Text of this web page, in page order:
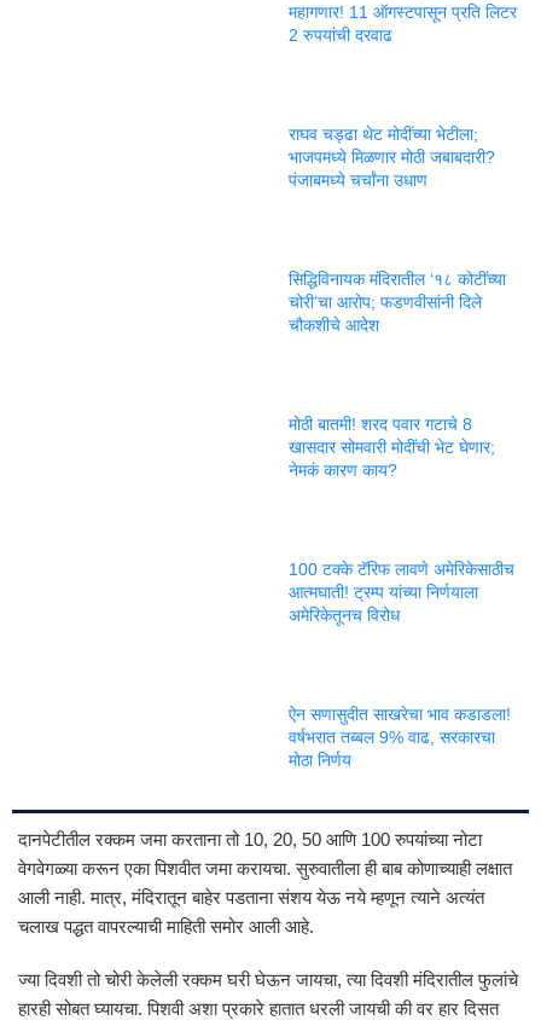
महागणार! 11 ऑगस्टपासून प्रति लिटर
2 रुपयांची दरवाढ
राघव चड्ढा थेट मोदींच्या भेटीला;
भाजपमध्ये मिळणार मोठी जबाबदारी?
पंजाबमध्ये चर्चांना उधाण
सिद्धिविनायक मंदिरातील ‘१८ कोटींच्या
चोरी’चा आरोप; फडणवीसांनी दिले
चौकशीचे आदेश
मोठी बातमी! शरद पवार गटाचे 8
खासदार सोमवारी मोदींची भेट घेणार;
नेमकं कारण काय?
100 टक्के टॅरिफ लावणे अमेरिकेसाठीच
आत्मघाती! ट्रम्प यांच्या निर्णयाला
अमेरिकेतूनच विरोध
ऐन सणासुदीत साखरेचा भाव कडाडला!
वर्षभरात तब्बल 9% वाढ, सरकारचा
मोठा निर्णय
दानपेटीतील रक्कम जमा करताना तो 10, 20, 50 आणि 100 रुपयांच्या नोटा
वेगवेगळ्या करून एका पिशवीत जमा करायचा. सुरुवातीला ही बाब कोणाच्याही लक्षात
आली नाही. मात्र, मंदिरातून बाहेर पडताना संशय येऊ नये म्हणून त्याने अत्यंत
चलाख पद्धत वापरल्याची माहिती समोर आली आहे.
ज्या दिवशी तो चोरी केलेली रक्कम घरी घेऊन जायचा, त्या दिवशी मंदिरातील फुलांचे
हारही सोबत घ्यायचा. पिशवी अशा प्रकारे हातात धरली जायची की वर हार दिसत